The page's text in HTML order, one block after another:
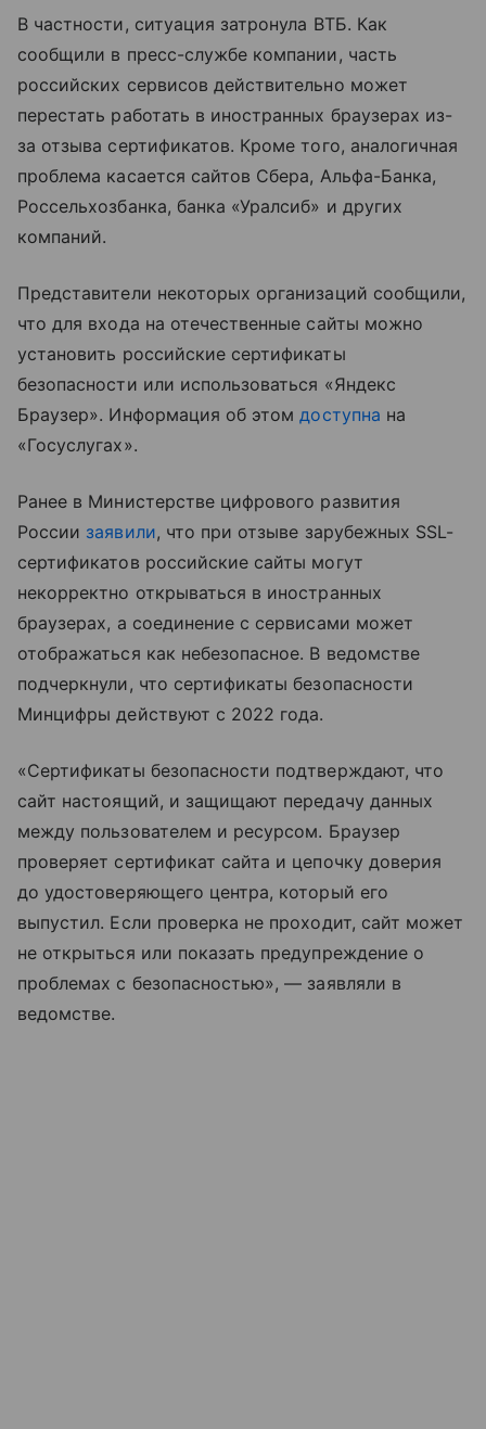
В частности, ситуация затронула ВТБ. Как
сообщили в пресс-службе компании, часть
российских сервисов действительно может
перестать работать в иностранных браузерах из-
за отзыва сертификатов. Кроме того, аналогичная
проблема касается сайтов Сбера, Альфа-Банка,
Россельхозбанка, банка «Уралсиб» и других
компаний.
Представители некоторых организаций сообщили,
что для входа на отечественные сайты можно
установить российские сертификаты
безопасности или использоваться «Яндекс
Браузер». Информация об этомдоступна на
«Госуслугах».
Ранее в Министерстве цифрового развития
России заявили, что при отзыве зарубежных SSL-
сертификатов российские сайты могут
некорректно открываться в иностранных
браузерах, а соединение с сервисами может
отображаться как небезопасное. В ведомстве
подчеркнули, что сертификаты безопасности
Минцифры действуют с 2022 года.
«Сертификаты безопасности подтверждают, что
сайт настоящий, и защищают передачу данных
между пользователем и ресурсом. Браузер
проверяет сертификат сайта и цепочку доверия
до удостоверяющего центра, который его
выпустил. Если проверка не проходит, сайт может
не открыться или показать предупреждение о
проблемах с безопасностью», — заявляли в
ведомстве.